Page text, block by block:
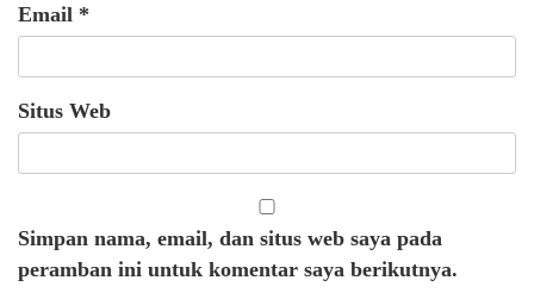
Email *
Situs Web
Simpan nama, email, dan situs web saya pada
peramban ini untuk komentar saya berikutnya.